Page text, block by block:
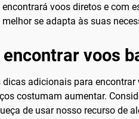
voos diretos e com
se adapta às suas
voos
adicionais para encontrar
costumam aumentar.
de usar nosso recurso de